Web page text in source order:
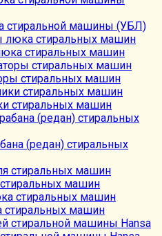
стиральной машины (УБЛ)
стиральных машин
стиральных машин
стиральных машин
(редан) стиральных
машин
стиральных машин